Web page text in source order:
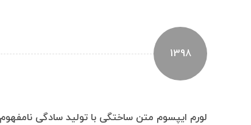
1398
لورم ایپسوم متن ساختگی با تولید سادگی